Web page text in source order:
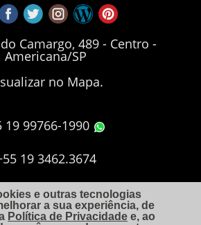
Camargo, 489 - Centro -
Americana/SP
no Mapa.
19 99766-1990
19 3462.3674
19 3406.7173
e outras tecnologias
a sua experiência, de
Política de Privacidade e, ao